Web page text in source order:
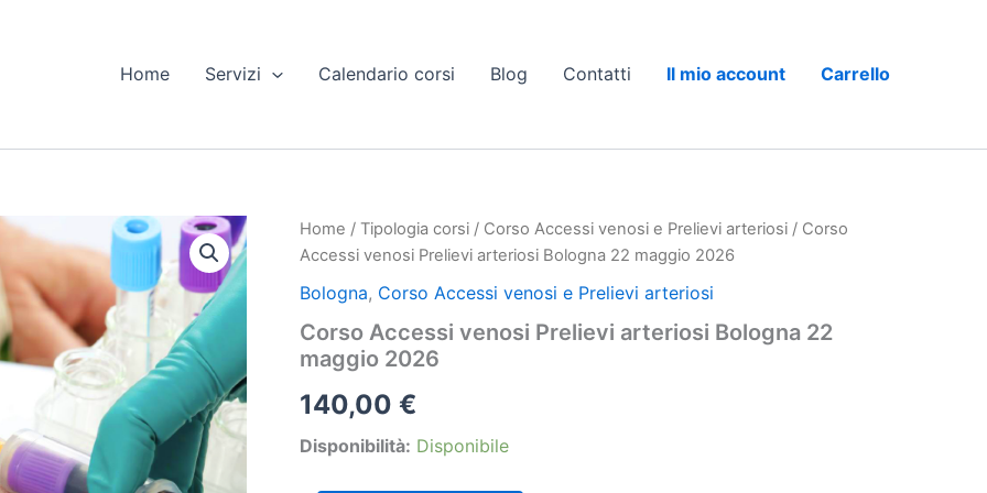
Home Servizi Calendario corsi Blog Contatti Il mio account Carrello
Home / Tipologia corsi / Corso Accessi venosi e Prelievi arteriosi / Corso
Accessi venosi Prelievi arteriosi Bologna 22 maggio 2026
Bologna, Corso Accessi venosi e Prelievi arteriosi
Corso Accessi venosi Prelievi arteriosi Bologna 22
maggio 2026
140,00 €
Disponibilità: Disponibile